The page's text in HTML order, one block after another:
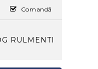
Comandă
RULMENTI